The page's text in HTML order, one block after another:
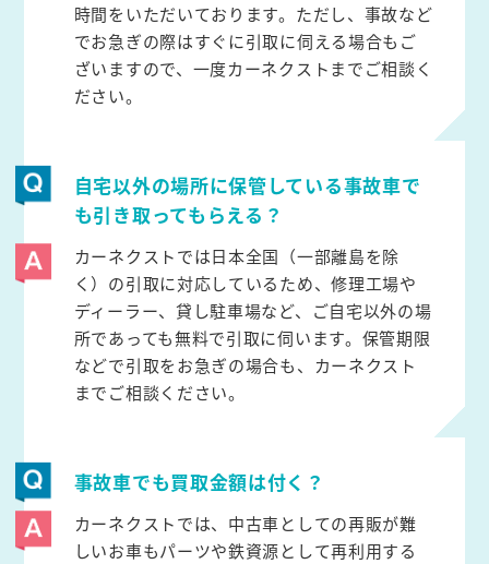
時間をいただいております。ただし、事故など
でお急ぎの際はすぐに引取に伺える場合もご
ざいますので、一度カーネクストまでご相談く
ださい。
自宅以外の場所に保管している事故車で
も引き取ってもらえる？
カーネクストでは日本全国（一部離島を除
く）の引取に対応しているため、修理工場や
ディーラー、貸し駐車場など、ご自宅以外の場
所であっても無料で引取に伺います。保管期限
などで引取をお急ぎの場合も、カーネクスト
までご相談ください。
事故車でも買取金額は付く？
カーネクストでは、中古車としての再販が難
しいお車もパーツや鉄資源として再利用する